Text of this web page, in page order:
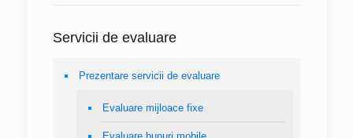
Servicii de evaluare
Prezentare servicii de evaluare
Evaluare mijloace fixe